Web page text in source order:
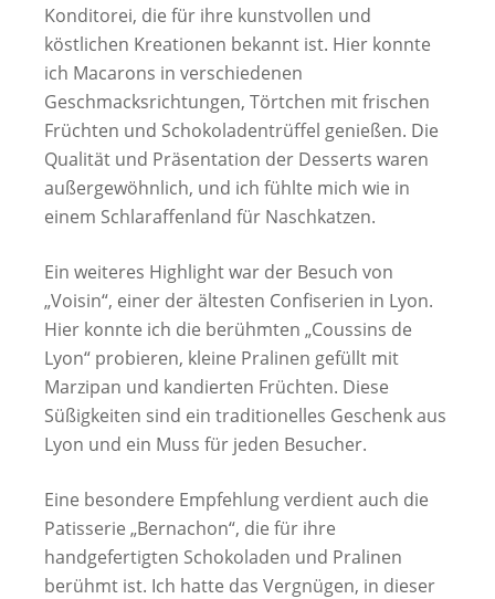
Konditorei, die für ihre kunstvollen und
köstlichen Kreationen bekannt ist. Hier konnte
ich Macarons in verschiedenen
Geschmacksrichtungen, Törtchen mit frischen
Früchten und Schokoladentrüffel genießen. Die
Qualität und Präsentation der Desserts waren
außergewöhnlich, und ich fühlte mich wie in
einem Schlaraffenland für Naschkatzen.
Ein weiteres Highlight war der Besuch von
„Voisin“, einer der ältesten Confiserien in Lyon.
Hier konnte ich die berühmten „Coussins de
Lyon“ probieren, kleine Pralinen gefüllt mit
Marzipan und kandierten Früchten. Diese
Süßigkeiten sind ein traditionelles Geschenk aus
Lyon und ein Muss für jeden Besucher.
Eine besondere Empfehlung verdient auch die
Patisserie „Bernachon“, die für ihre
handgefertigten Schokoladen und Pralinen
berühmt ist. Ich hatte das Vergnügen, in dieser